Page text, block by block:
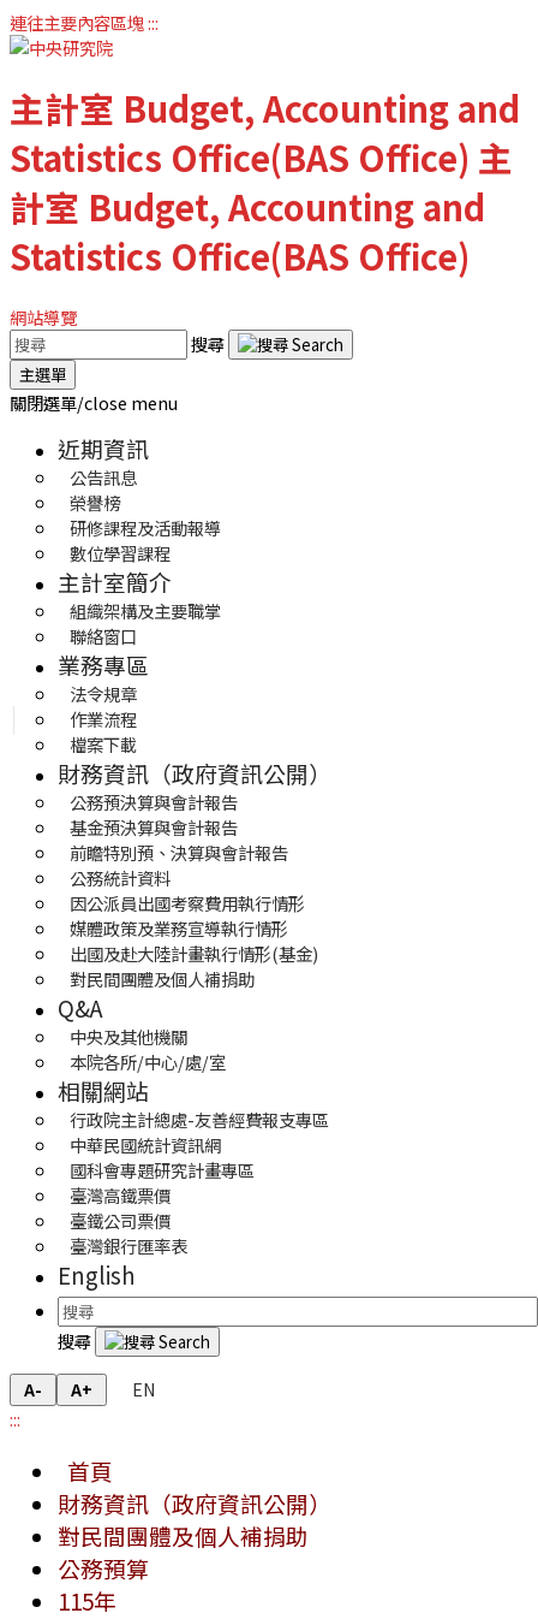
連往主要內容區塊:::
主計室 Budget, Accounting and
Statistics Office(BAS Office) 主
計室 Budget, Accounting and
Statistics Office(BAS Office)
網站導覽
搜尋
主選單
關閉選單/close menu
近期資訊
公告訊息
榮譽榜
研修課程及活動報導
數位學習課程
主計室簡介
組織架構及主要職掌
聯絡窗口
業務專區
法令規章
作業流程
檔案下載
財務資訊（政府資訊公開）
公務預決算與會計報告
基金預決算與會計報告
前瞻特別預、決算與會計報告
公務統計資料
因公派員出國考察費用執行情形
媒體政策及業務宣導執行情形
出國及赴大陸計畫執行情形(基金)
對民間團體及個人補捐助
Q&A
中央及其他機關
本院各所/中心/處/室
相關網站
行政院主計總處-友善經費報支專區
中華民國統計資訊網
國科會專題研究計畫專區
臺灣高鐵票價
臺鐵公司票價
臺灣銀行匯率表
English
搜尋
A- A+
EN
:::
首頁
財務資訊（政府資訊公開）
對民間團體及個人補捐助
公務預算
115年